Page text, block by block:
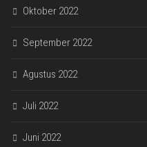
Oktober 2022
September 2022
Agustus 2022
Juli 2022
Juni 2022